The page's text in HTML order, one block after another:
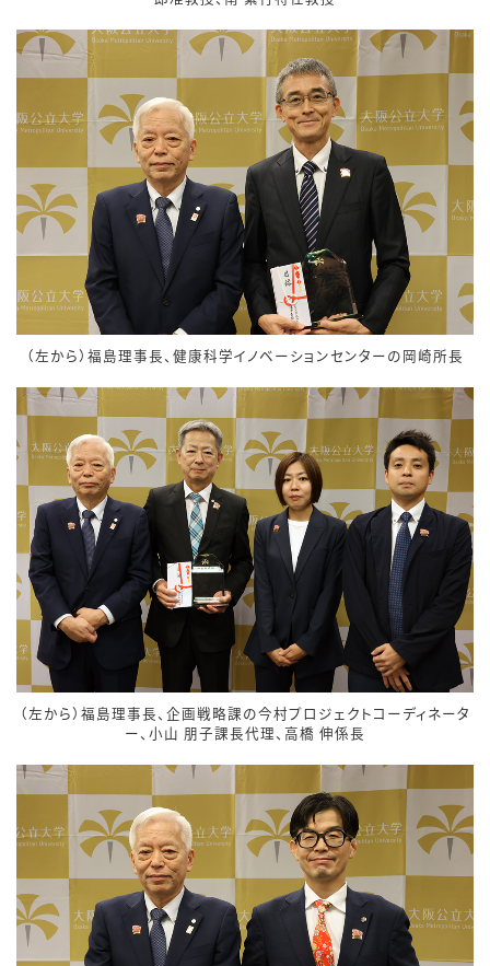
（左から）福島理事長、健康科学イノベーションセンターの岡崎所長
（左から）福島理事長、企画戦略課の今村プロジェクトコーディネータ
ー、小山 朋子課長代理、高橋 伸係長